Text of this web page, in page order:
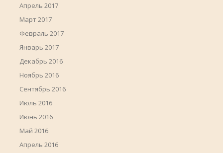
Апрель 2017
Март 2017
Февраль 2017
Январь 2017
Декабрь 2016
Ноябрь 2016
Сентябрь 2016
Июль 2016
Июнь 2016
Май 2016
Апрель 2016